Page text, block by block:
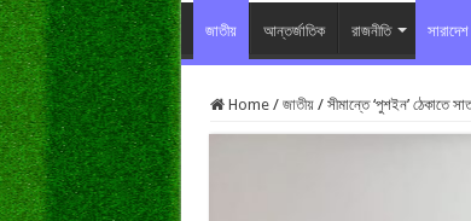
জাতীয় আন্তর্জাতিক রাজনীতি সারাদেশ
Home / জাতীয় / সীমান্তে ‘পুশইন’ ঠেকাতে